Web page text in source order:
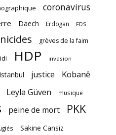
coronavirus
Daech Erdogan FDS
grèves de la faim
HDP invasion
Istanbul justice Kobanê
Leyla Güven musique
peine de mort PKK
Sakine Cansiz